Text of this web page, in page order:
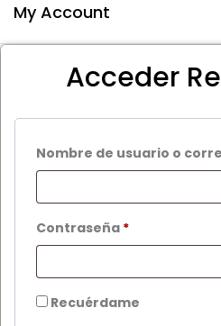
My Account
Acceder
Nombre de usuario o
Contraseña *Obligatorio
Recuérdame